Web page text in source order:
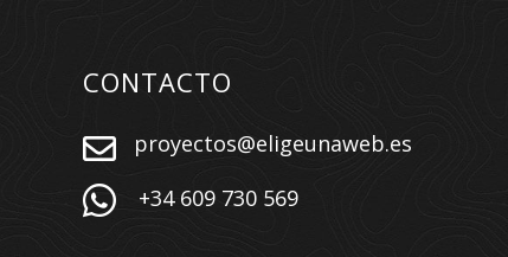
CONTACTO
 proyectos@eligeunaweb.es
 +34 609 730 569